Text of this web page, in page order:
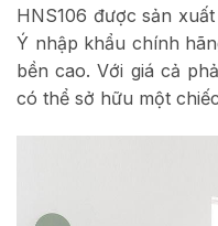
HNS106 được sản
Ý nhập khẩu chính
bền cao. Với giá cả
có thể sở hữu một